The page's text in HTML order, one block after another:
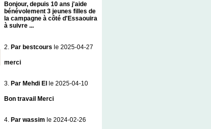
Bonjour, depuis 10 ans j'aide
bénévolement 3 jeunes filles de
la campagne à côté d'Essaouira
à suivre ...
2. Par bestcours le 2025-04-27
merci
3. Par Mehdi El le 2025-04-10
Bon travail Merci
4. Par wassim le 2024-02-26